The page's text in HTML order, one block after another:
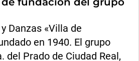
Danzas «Villa de
en 1940. El grupo
del Prado de Ciudad Real,